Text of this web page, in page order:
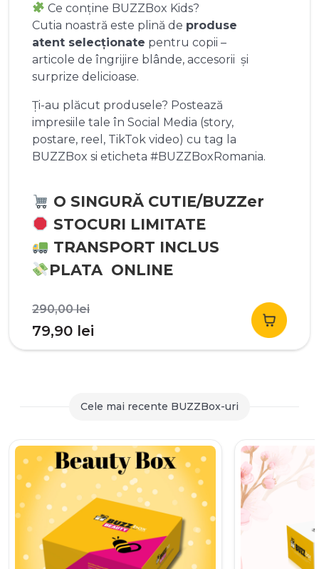
Ce conține BUZZBox Kids?
Cutia noastră este plină de produse
atent selecționate pentru copii –
articole de îngrijire blânde, accesorii și
surprize delicioase.
Ți-au plăcut produsele? Postează
impresiile tale în Social Media (story,
postare, reel, TikTok video) cu tag la
BUZZBox si eticheta #BUZZBoxRomania.
O SINGURĂ CUTIE/BUZZer
STOCURI LIMITATE
TRANSPORT INCLUS
PLATA ONLINE
290,00leiPrețul
inițial
a
290,00 lei.
79,90 lei
curent
79,90 lei.
Cele mai recente BUZZBox-uri